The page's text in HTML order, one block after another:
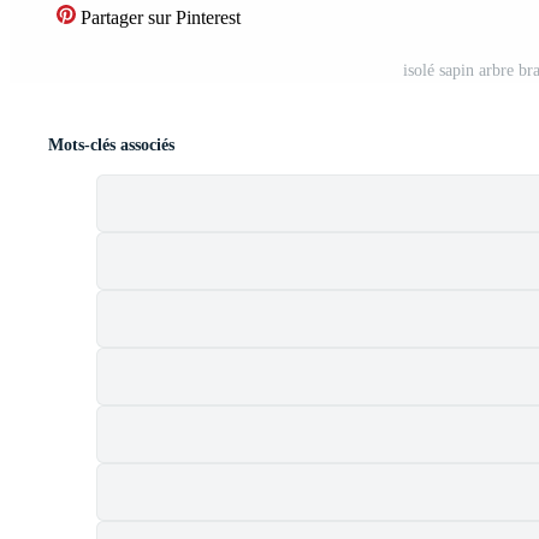
Partager sur Pinterest
isolé sapin arbre
Mots-clés associés